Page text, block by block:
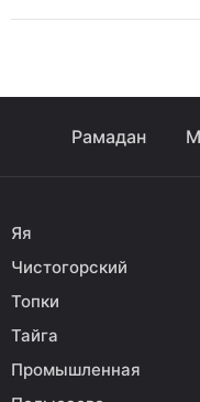
Рамадан
Яя
Чистогорский
Топки
Тайга
Промышленная